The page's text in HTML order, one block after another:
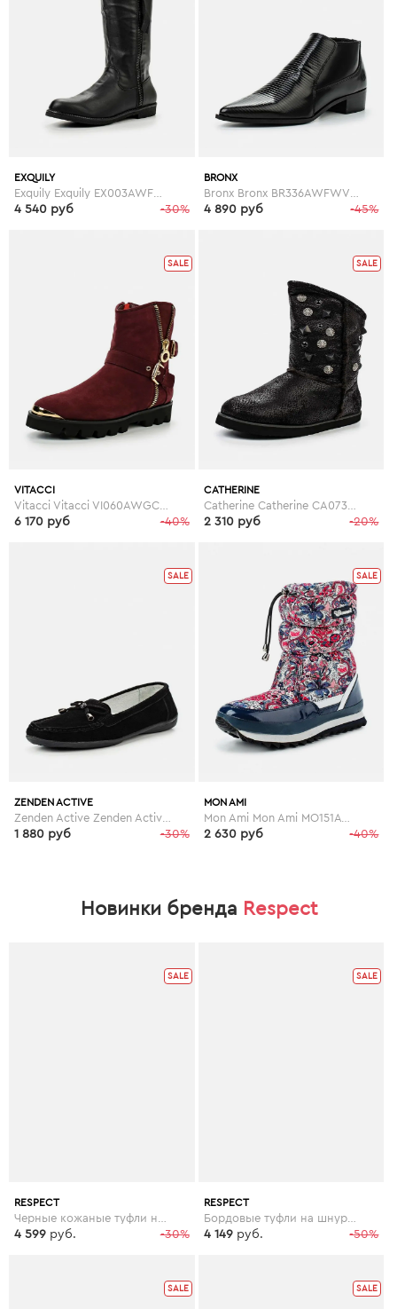
EXQUILY
-30%
4 540 руб
BRONX
-45%
4 890 руб
SALE
VITACCI
-40%
6 170 руб
SALE
CATHERINE
Catherine Catherine CA073AWGOG93
-20%
2 310 руб
SALE
ZENDEN ACTIVE
-30%
1 880 руб
SALE
MON AMI
Mon Ami Mon Ami MO151AWGBT55
-40%
2 630 руб
Новинки бренда Respect
SALE
RESPECT
-30%
4 599 руб.
SALE
RESPECT
Бордовые туфли на шнуровке
-50%
4 149 руб.
SALE SALE